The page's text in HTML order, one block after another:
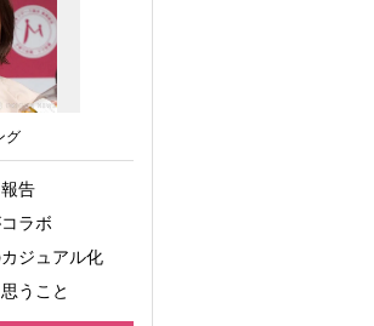
グ
告
ラボ
ジュアル化
うこと